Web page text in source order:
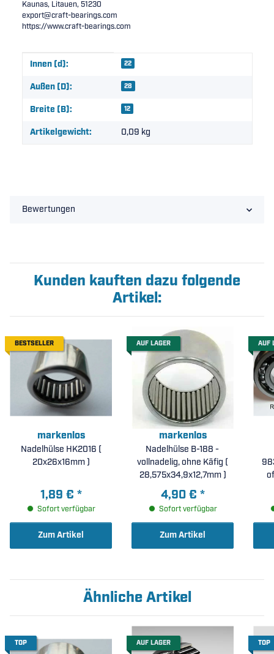
Kaunas, Litauen, 51230
export@craft-bearings.com
https://www.craft-bearings.com
Produkteigenschaft
Wert
Innen (d): 22
Außen (D): 28
Breite (B): 12
Artikelgewicht: 0,09 kg
Bewertungen
Kunden kauften dazu folgende
Artikel:
BESTSELLER
markenlos
Nadelhülse HK2016 (
20x26x16mm )
1,89 € *
Sofort verfügbar
Zum Artikel
AUF LAGER
markenlos
Nadelhülse B-188 -
vollnadelig, ohne Käfig (
28,575x34,9x12,7mm )
4,90 € *
Sofort verfügbar
Zum Artikel
AUF
Ähnliche Artikel
TOP AUF LAGER TOP